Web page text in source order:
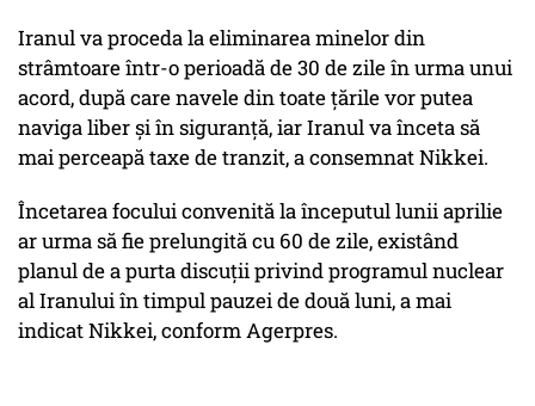
Iranul va proceda la eliminarea minelor din
strâmtoare într-o perioadă de 30 de zile în urma unui
acord, după care navele din toate ţările vor putea
naviga liber şi în siguranţă, iar Iranul va înceta să
mai perceapă taxe de tranzit, a consemnat Nikkei.
Încetarea focului convenită la începutul lunii aprilie
ar urma să fie prelungită cu 60 de zile, existând
planul de a purta discuţii privind programul nuclear
al Iranului în timpul pauzei de două luni, a mai
indicat Nikkei, conform Agerpres.